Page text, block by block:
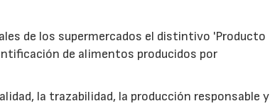
de los supermercados el distintivo 'Producto
de alimentos producidos por
la trazabilidad, la producción responsable y